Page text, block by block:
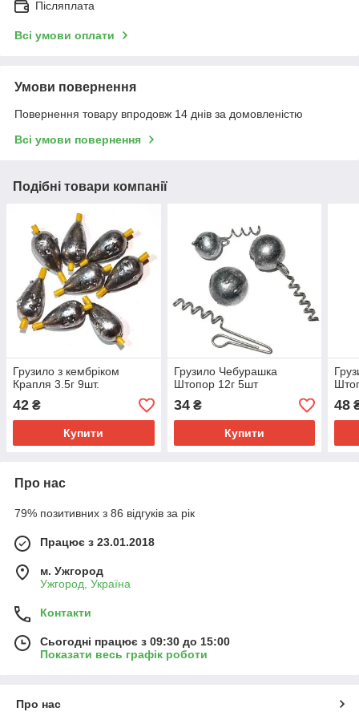
Післяплата
Всі умови оплати
Умови повернення
Повернення товару впродовж 14 днів за домовленістю
Всі умови повернення
Подібні товари компанії
Грузило з кембріком
Крапля 3.5г 9шт.
42 ₴
Купити
Грузило Чебурашка
Штопор 12г 5шт
34₴
Купити
48
Про нас
79% позитивних з 86 відгуків за рік
Працює з 23.01.2018
м. Ужгород
Ужгород, Україна
Контакти
Сьогодні працює з 09:30 до 15:00
Показати весь графік роботи
Про нас